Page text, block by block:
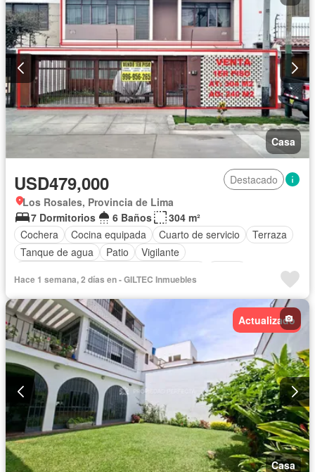
Casa
USD479,000
Destacado
Los Rosales, Provincia de Lima
7 Dormitorios
6 Baños
304 m²
Cochera
Cocina equipada Cuarto de servicio
Terraza
Tanque de agua
Patio
Vigilante
Seguridad
Agua Permite mascotas
Sin amoblar
Hace 1 semana, 2 días en - GILTEC Inmuebles
Actualizado
Casa